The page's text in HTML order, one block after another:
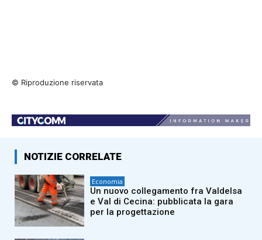
© Riproduzione riservata
NOTIZIE CORRELATE
Economia
Un nuovo collegamento fra Valdelsa
e Val di Cecina: pubblicata la gara
per la progettazione